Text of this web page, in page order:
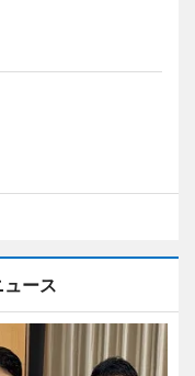
ース